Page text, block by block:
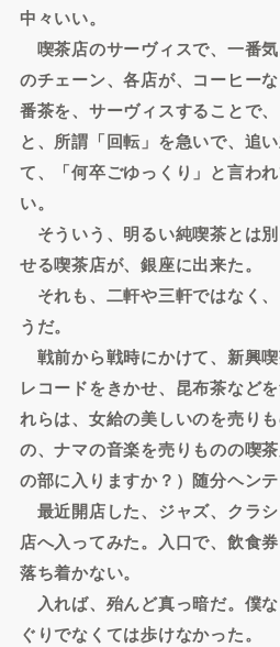
中々いい。
喫茶店のサーヴィスで、一番
のチェーン、各店が、コーヒー
番茶を、サーヴィスすることで
と、所謂「回転」を急いで、追
て、「何卒ごゆっくり」と言わ
い。
そういう、明るい純喫茶とは
せる喫茶店が、銀座に出来た。
それも、二軒や三軒ではなく
うだ。
戦前から戦時にかけて、新興喫
レコードをきかせ、昆布茶など
れらは、女給の美しいのを売り
の、ナマの音楽を売りものの喫
の部に入りますか？）随分ヘンテ
最近開店した、ジャズ、クラ
店へ入ってみた。入口で、飲食
落ち着かない。
入れば、殆んど真っ暗だ。僕
ぐりでなくては歩けなかった。